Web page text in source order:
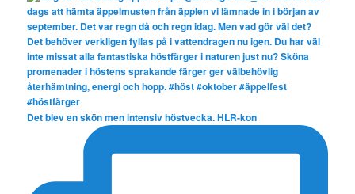
Det blev en skön men intensiv höstvecka. HLR-kon